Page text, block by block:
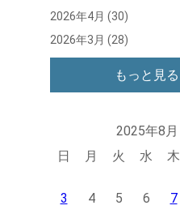
2026年4月 (30)
2026年3月 (28)
もっと見る
2025年8月
日
月 火 水 木
3
4 5 6 7